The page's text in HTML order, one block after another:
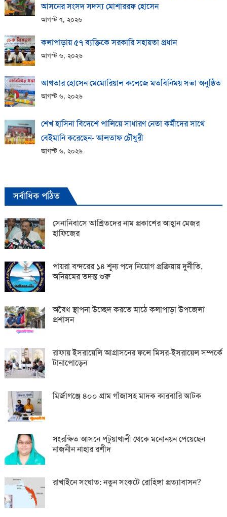
আসনের সংসদ সদস্য মোশাররফ হোসেন
আগস্ট ৭, ২০২৬
কলাপাড়ায় ​৫৭ ব্যক্তিকে সরকারি সহায়তা প্রধান
আগস্ট ৬, ২০২৬
আখতার হোসেন মেমোরিয়াল কলেজে মতবিনিময় সভা অনুষ্ঠিত
আগস্ট ৬, ২০২৬
শেখ হাসিনা বিদেশে পালিয়ে সাধারণ নেতা কর্মীদের সাথে
বেইমানি করেছেন- আলতাফ চৌধুরী
আগস্ট ৬, ২০২৬
সর্বাধিক পঠিত
সেনানিবাসে আশ্রিতদের নাম প্রকাশের আহ্বান মেজর
হাফিজের
পায়রা বন্দরের ১৪ শূন্য পদে নিয়োগ প্রক্রিয়ায় দুর্নীতি,
অনিয়মের তদন্ত শুরু
অবৈধ স্থাপনা উচ্ছেদ করতে মাঠে কলাপাড়া উপজেলা
প্রশাসন
রাফায় ইসরায়েলি আগ্রাসনের ফলে মিসর-ইসরায়েল সম্পর্কে
টানাপোড়েন
মির্জাগঞ্জে ৪০০ গ্রাম গাঁজাসহ মাদক কারবারি আটক
সংরক্ষিত আসনে পটুয়াখালী থেকে মনোনয়ন পেয়েছেন
নাজনীন নাহার রশীদ
রাখাইনে সংঘাত: নতুন সংকটে রোহিঙ্গা প্রত্যাবাসন?